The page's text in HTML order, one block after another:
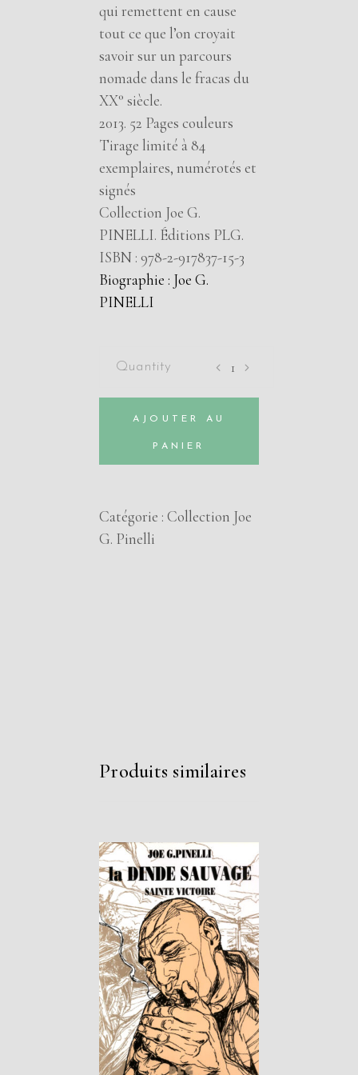
qui remettent en cause
tout ce que l’on croyait
savoir sur un parcours
nomade dans le fracas du
XX° siècle.
2013. 52 Pages couleurs
Tirage limité à 84
exemplaires, numérotés et
signés
Collection Joe G.
PINELLI. Éditions PLG.
ISBN : 978-2-917837-15-3
Biographie : Joe G.
PINELLI
le
quart
avant
l’autodafé
Thierry
AJOUTER AU
PANIER
Catégorie : Collection Joe
G. Pinelli
Produits similaires
LIRE LA SUITE